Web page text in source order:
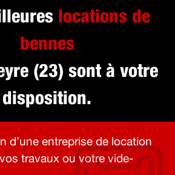
locations de
bennes
(23) sont à votre
disposition.
d’une entreprise de location
travaux ou votre vide-